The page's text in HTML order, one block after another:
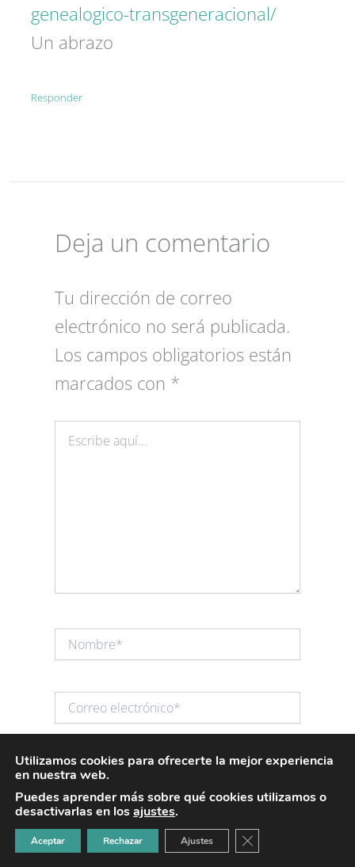
genealogico-transgeneracional/
Un abrazo
Responder
Deja un comentario
Tu dirección de correo
electrónico no será publicada.
Los campos obligatorios están
marcados con *
aquí...
electrónico*
Web
Guarda mi nombre, correo electrónico y web
Utilizamos cookies para ofrecerte la mejor experiencia
en nuestra web.
Puedes aprender más sobre qué cookies utilizamos o
desactivarlas en losajustes.
Aceptar Rechazar Ajustes CERRAR EL